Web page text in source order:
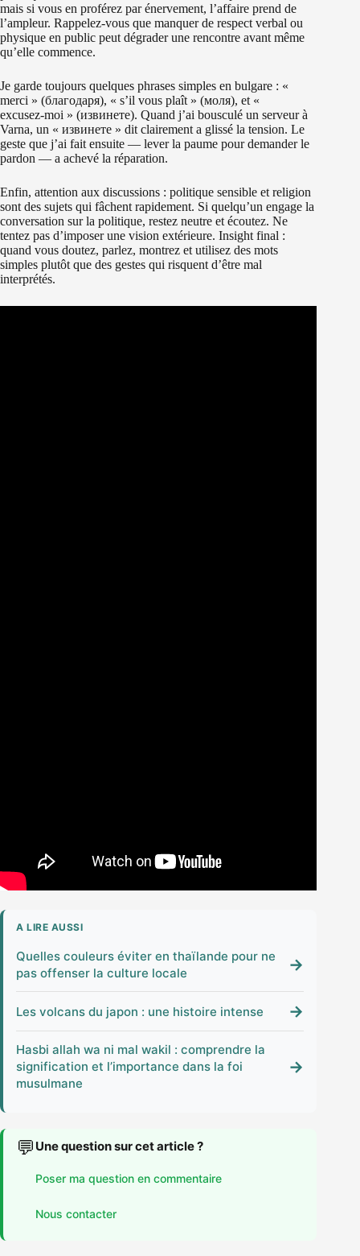
mais si vous en proférez par énervement, l’affaire prend de
l’ampleur. Rappelez‑vous que manquer de respect verbal ou
physique en public peut dégrader une rencontre avant même
qu’elle commence.
Je garde toujours quelques phrases simples en bulgare : «
merci » (благодаря), « s’il vous plaît » (моля), et «
excusez‑moi » (извинете). Quand j’ai bousculé un serveur à
Varna, un « извинете » dit clairement a glissé la tension. Le
geste que j’ai fait ensuite — lever la paume pour demander le
pardon — a achevé la réparation.
Enfin, attention aux discussions : politique sensible et religion
sont des sujets qui fâchent rapidement. Si quelqu’un engage la
conversation sur la politique, restez neutre et écoutez. Ne
tentez pas d’imposer une vision extérieure. Insight final :
quand vous doutez, parlez, montrez et utilisez des mots
simples plutôt que des gestes qui risquent d’être mal
interprétés.
A LIRE AUSSI
Quelles couleurs éviter en thaïlande pour ne
pas offenser la culture locale
→
Les volcans du japon : une histoire intense →
Hasbi allah wa ni mal wakil : comprendre la
signification et l’importance dans la foi
musulmane
→
💬 Une question sur cet article ?
Poser ma question en commentaire
Nous contacter